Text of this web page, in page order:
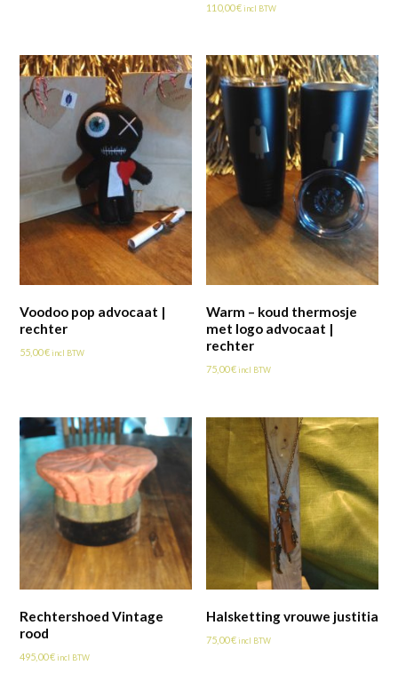
110,00€incl BTW
Voodoo pop advocaat |
rechter
55,00€incl BTW
Warm – koud thermosje
met logo advocaat |
rechter
75,00€incl BTW
Rechtershoed Vintage
rood
495,00€incl BTW
Halsketting vrouwe justitia
75,00€incl BTW